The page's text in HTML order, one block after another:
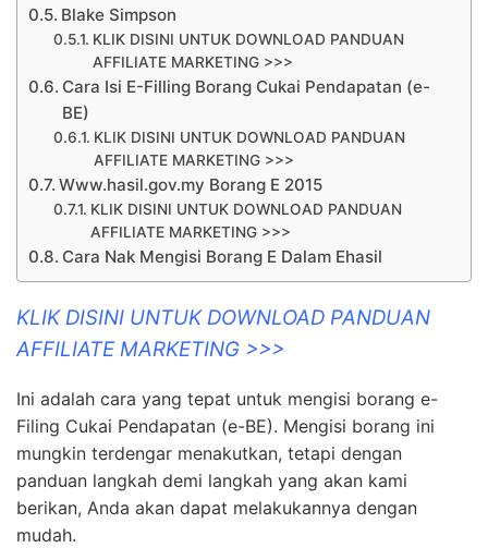
Blake Simpson
KLIK DISINI UNTUK DOWNLOAD PANDUAN
AFFILIATE MARKETING >>>
Cara Isi E-Filling Borang Cukai Pendapatan (e-
BE)
KLIK DISINI UNTUK DOWNLOAD PANDUAN
AFFILIATE MARKETING >>>
Www.hasil.gov.my Borang E 2015
KLIK DISINI UNTUK DOWNLOAD PANDUAN
AFFILIATE MARKETING >>>
Cara Nak Mengisi Borang E Dalam Ehasil
KLIK DISINI UNTUK DOWNLOAD PANDUAN
AFFILIATE MARKETING >>>
Ini adalah cara yang tepat untuk mengisi borang e-
Filing Cukai Pendapatan (e-BE). Mengisi borang ini
mungkin terdengar menakutkan, tetapi dengan
panduan langkah demi langkah yang akan kami
berikan, Anda akan dapat melakukannya dengan
mudah.